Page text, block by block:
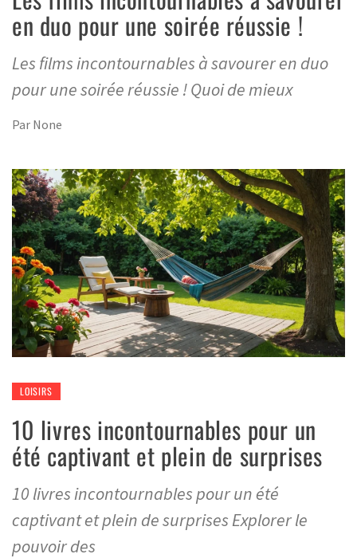
en duo pour une soirée réussie !
Les films incontournables à savourer en duo
pour une soirée réussie ! Quoi de mieux
Par None
LOISIRS
10 livres incontournables pour un
été captivant et plein de surprises
10 livres incontournables pour un été
captivant et plein de surprises Explorer le
pouvoir des